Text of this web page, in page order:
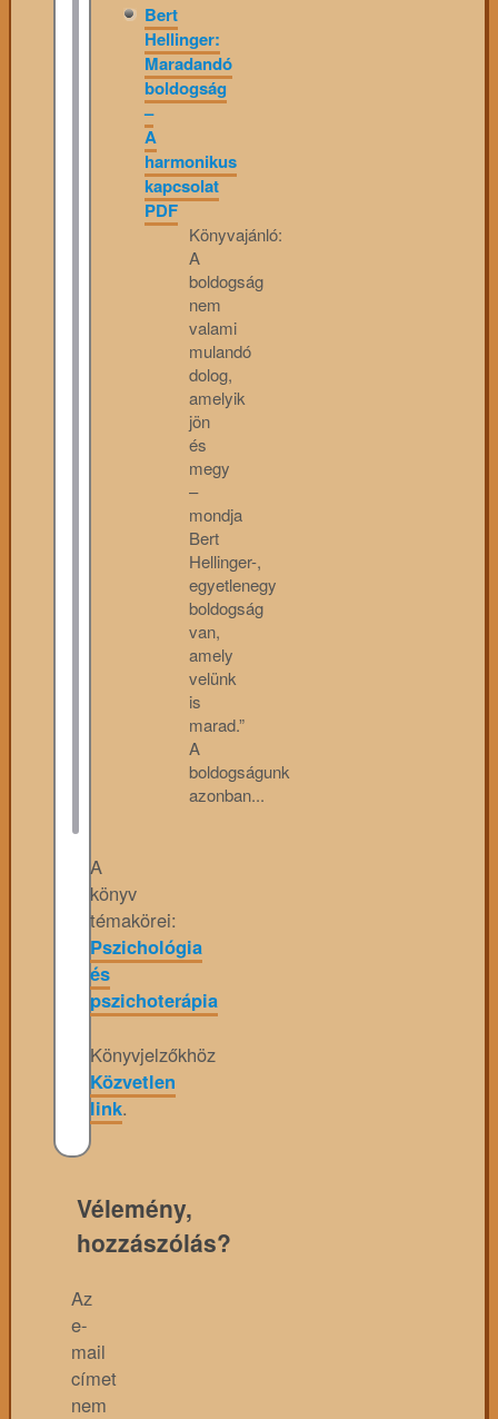
Bert
Hellinger:
Maradandó
boldogság
–
A
harmonikus
kapcsolat
PDF
Könyvajánló:
A
boldogság
nem
valami
mulandó
dolog,
amelyik
jön
és
megy
–
mondja
Bert
Hellinger-,
egyetlenegy
boldogság
van,
amely
velünk
is
marad.”
A
boldogságunk
azonban...
A
könyv
témakörei:
Pszichológia
és
pszichoterápia
Könyvjelzőkhöz
Közvetlen
link.
Vélemény,
hozzászólás?
Az
e-
mail
címet
nem